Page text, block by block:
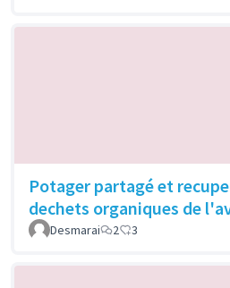
Potager partagé et
dechets organiques de
Desmarai 2 3